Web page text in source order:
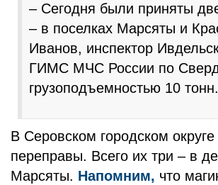
– Сегодня были приняты
– в поселках Марсяты и
Иванов, инспектор
ГИМС МЧС России по
грузоподъемностью 10 тонн.
В Серовском городском
переправы. Всего их три – в
Марсяты. Напомним, что